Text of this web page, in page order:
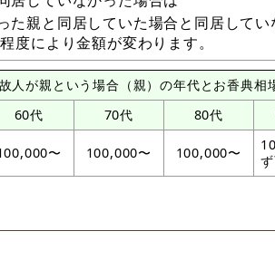
た親と同居していた場合と同居して
度により金額が変わります。
人が親という場合（親）の年代とお香典相
60代 70代 80代
〜 100,000〜 100,000〜